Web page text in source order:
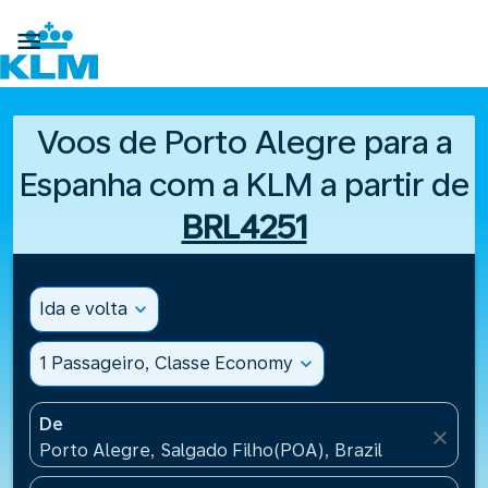

Voos de Porto Alegre para a
Espanha com a KLM a partir de
BRL4251
Ida e volta expand_more
1 Passageiro, Classe Economy expand_more
De
Porto Alegre, Salgado Filho(POA), Brazil
close